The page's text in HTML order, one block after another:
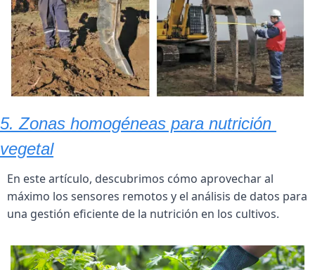
5. Zonas homogéneas para nutrición
vegetal
En este artículo, descubrimos cómo aprovechar al
máximo los sensores remotos y el análisis de datos para
una gestión eficiente de la nutrición en los cultivos.